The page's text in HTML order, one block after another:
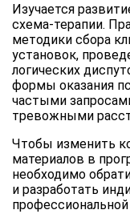
Изучается
схема-терапии.
методики сбора
установок,
логических
формы оказания
частыми
тревожными
Чтобы изменить
материалов в
необходимо
и разработать
ChatApp
online
Мессенджеры